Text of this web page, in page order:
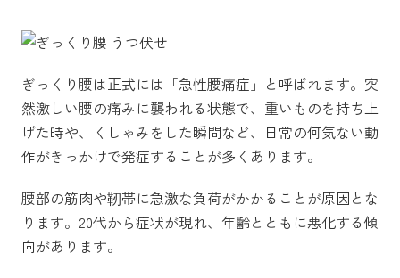
ぎっくり腰は正式には「急性腰痛症」と呼ばれます。突
然激しい腰の痛みに襲われる状態で、重いものを持ち上
げた時や、くしゃみをした瞬間など、日常の何気ない動
作がきっかけで発症することが多くあります。
腰部の筋肉や靭帯に急激な負荷がかかることが原因とな
ります。20代から症状が現れ、年齢とともに悪化する傾
向があります。